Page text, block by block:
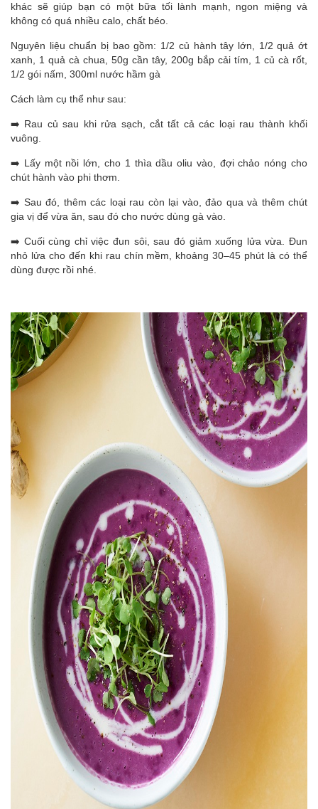
khác sẽ giúp bạn có một bữa tối lành mạnh, ngon miệng và
không có quá nhiều calo, chất béo.
Nguyên liệu chuẩn bị bao gồm: 1/2 củ hành tây lớn, 1/2 quả ớt
xanh, 1 quả cà chua, 50g cần tây, 200g bắp cải tím, 1 củ cà rốt,
1/2 gói nấm, 300ml nước hầm gà
Cách làm cụ thể như sau:
➡️ Rau củ sau khi rửa sạch, cắt tất cả các loại rau thành khối
vuông.
➡️ Lấy một nồi lớn, cho 1 thìa dầu oliu vào, đợi chảo nóng cho
chút hành vào phi thơm.
➡️ Sau đó, thêm các loại rau còn lại vào, đảo qua và thêm chút
gia vị để vừa ăn, sau đó cho nước dùng gà vào.
➡️ Cuối cùng chỉ việc đun sôi, sau đó giảm xuống lửa vừa. Đun
nhỏ lửa cho đến khi rau chín mềm, khoảng 30–45 phút là có thể
dùng được rồi nhé.